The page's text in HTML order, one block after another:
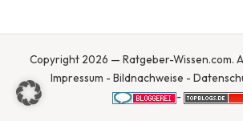
Copyright 2026 — Ratgeber-Wissen.com.
Impressum - Bildnachweise -
-